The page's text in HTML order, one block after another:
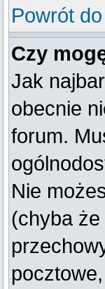
Powrót
Czy
Jak
obecnie
forum.
Nie
(chyba